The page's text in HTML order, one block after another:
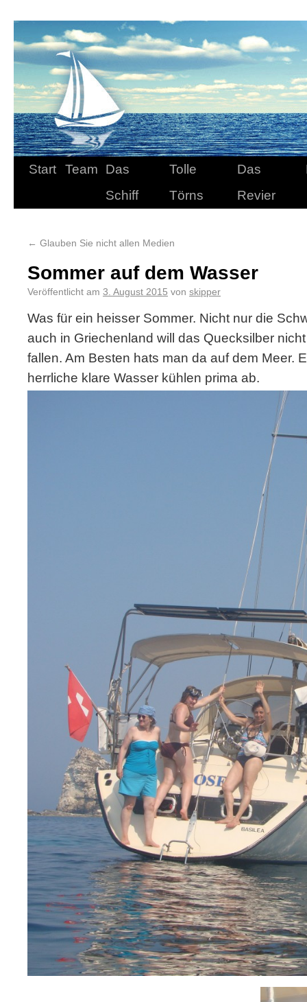
Start Team
Das
Schiff
Tolle
Törns
Das
Revier
← Glauben Sie nicht allen Medien
Sommer auf dem Wasser
Veröffentlicht am 3. August 2015 von skipper
Was für ein heisser Sommer. Nicht nur die
auch in Griechenland will das Quecksilber
fallen. Am Besten hats man da auf dem Meer.
herrliche klare Wasser kühlen prima ab.